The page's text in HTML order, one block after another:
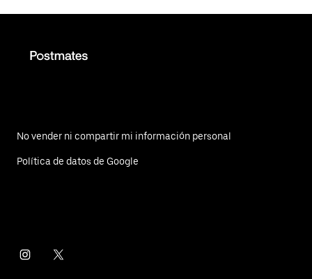
No vender ni compartir mi información personal
Política de datos de Google